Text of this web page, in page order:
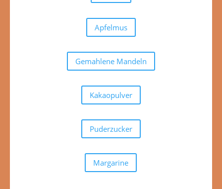
Apfelmus
Gemahlene Mandeln
Kakaopulver
Puderzucker
Margarine